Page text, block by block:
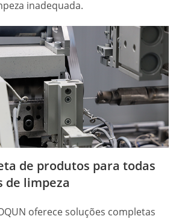
inadequada.
de produtos para todas
de limpeza
oferece soluções completas